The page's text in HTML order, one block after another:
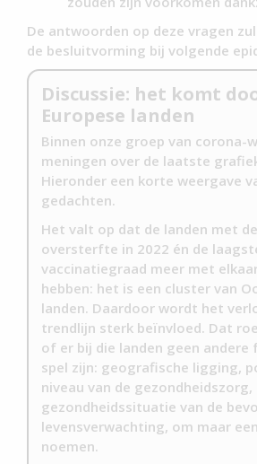
De antwoorden op deze vragen
de besluitvorming bij volgende
Discussie: het komt
Europese landen
Binnen onze groep van corona-
meningen over de laatste
Hieronder een korte weergave
gedachten.
Het valt op dat de landen met
oversterfte in 2022 én de
vaccinatiegraad meer met
hebben: het is een cluster van
landen. Daardoor wordt het
trendlijn sterk beïnvloed. Dat
of er bij die landen geen
spel zijn: geografische ligging,
niveau van de gezondheidszorg,
gezondheidssituatie van de
levensverwachting, om maar
noemen.